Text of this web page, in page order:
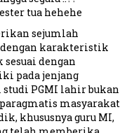
tua hehehe
sejumlah
dengan karakteristik
dengan
pada jenjang
PGMI lahir bukan
masyarakat
khususnya guru MI,